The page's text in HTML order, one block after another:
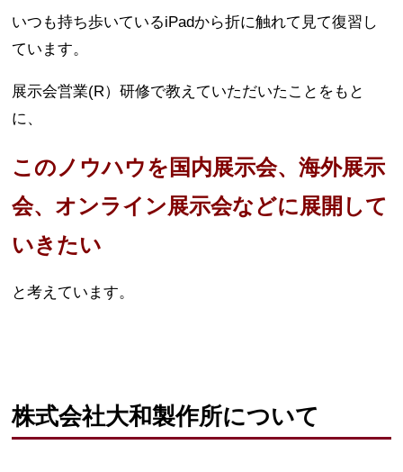
いつも持ち歩いているiPadから折に触れて見て復習し
ています。
展示会営業(R）研修で教えていただいたことをもと
に、
このノウハウを国内展示会、海外展示
会、オンライン展示会などに展開して
いきたい
と考えています。
株式会社大和製作所について